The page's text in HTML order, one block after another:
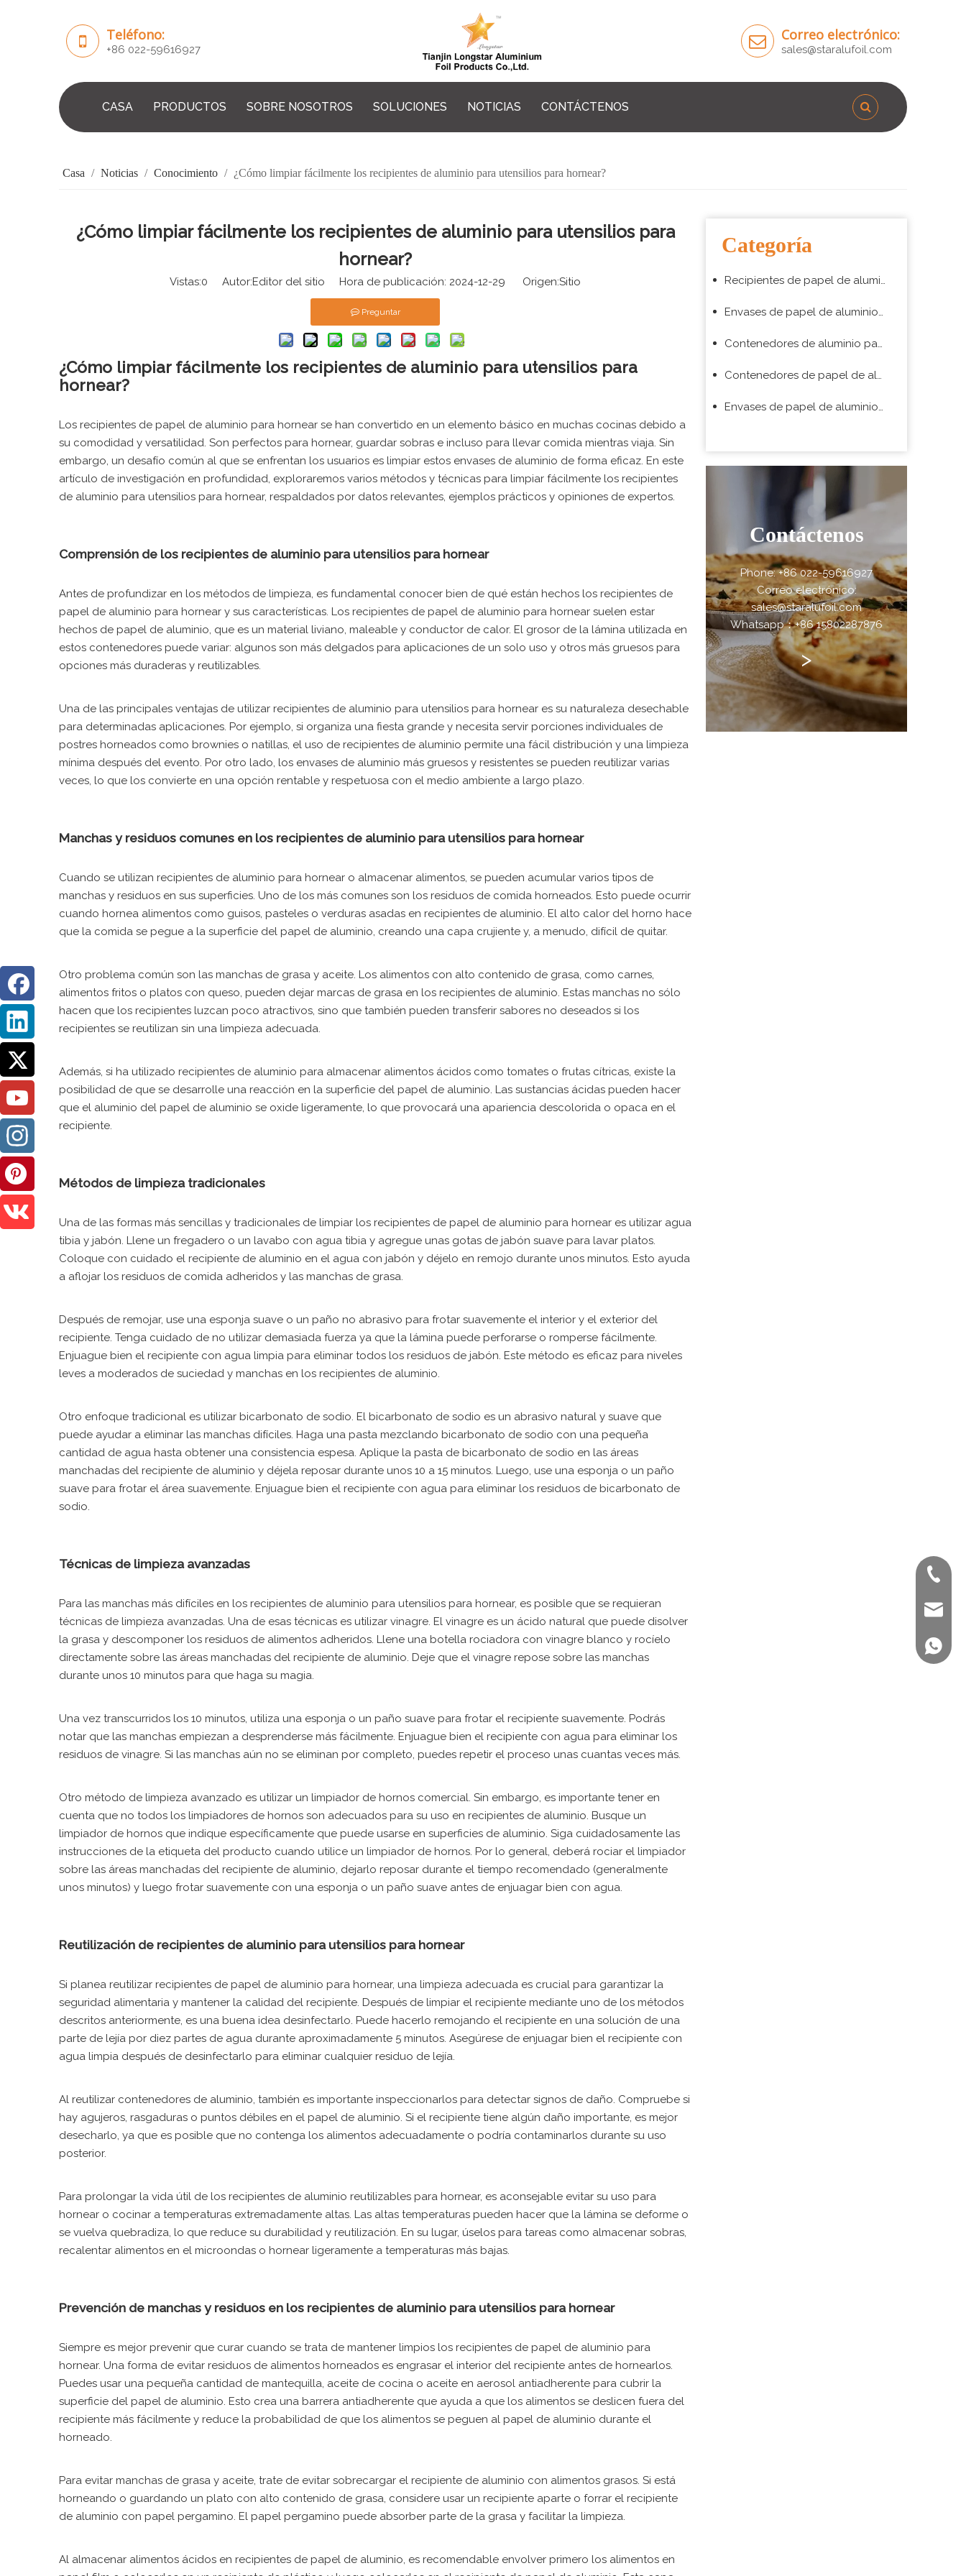
Teléfono:
+86 022-59616927
Correo electrónico:
sales@staralufoil.com
CASA PRODUCTOS SOBRE NOSOTROS SOLUCIONES NOTICIAS CONTÁCTENOS
Casa / Noticias / Conocimiento / ¿Cómo limpiar fácilmente los recipientes de aluminio para utensilios para hornear?
¿Cómo limpiar fácilmente los recipientes de aluminio para utensilios para
hornear?
Vistas:0 Autor:Editor del sitio Hora de publicación: 2024-12-29 Origen:Sitio
Preguntar
¿Cómo limpiar fácilmente los recipientes de aluminio para utensilios para
hornear?
Los recipientes de papel de aluminio para hornear se han convertido en un elemento básico en muchas cocinas debido a
su comodidad y versatilidad. Son perfectos para hornear, guardar sobras e incluso para llevar comida mientras viaja. Sin
embargo, un desafío común al que se enfrentan los usuarios es limpiar estos envases de aluminio de forma eficaz. En este
artículo de investigación en profundidad, exploraremos varios métodos y técnicas para limpiar fácilmente los recipientes
de aluminio para utensilios para hornear, respaldados por datos relevantes, ejemplos prácticos y opiniones de expertos.
Comprensión de los recipientes de aluminio para utensilios para hornear
Antes de profundizar en los métodos de limpieza, es fundamental conocer bien de qué están hechos los recipientes de
papel de aluminio para hornear y sus características. Los recipientes de papel de aluminio para hornear suelen estar
hechos de papel de aluminio, que es un material liviano, maleable y conductor de calor. El grosor de la lámina utilizada en
estos contenedores puede variar: algunos son más delgados para aplicaciones de un solo uso y otros más gruesos para
opciones más duraderas y reutilizables.
Una de las principales ventajas de utilizar recipientes de aluminio para utensilios para hornear es su naturaleza desechable
para determinadas aplicaciones. Por ejemplo, si organiza una fiesta grande y necesita servir porciones individuales de
postres horneados como brownies o natillas, el uso de recipientes de aluminio permite una fácil distribución y una limpieza
mínima después del evento. Por otro lado, los envases de aluminio más gruesos y resistentes se pueden reutilizar varias
veces, lo que los convierte en una opción rentable y respetuosa con el medio ambiente a largo plazo.
Manchas y residuos comunes en los recipientes de aluminio para utensilios para hornear
Cuando se utilizan recipientes de aluminio para hornear o almacenar alimentos, se pueden acumular varios tipos de
manchas y residuos en sus superficies. Uno de los más comunes son los residuos de comida horneados. Esto puede ocurrir
cuando hornea alimentos como guisos, pasteles o verduras asadas en recipientes de aluminio. El alto calor del horno hace
que la comida se pegue a la superficie del papel de aluminio, creando una capa crujiente y, a menudo, difícil de quitar.
Otro problema común son las manchas de grasa y aceite. Los alimentos con alto contenido de grasa, como carnes,
alimentos fritos o platos con queso, pueden dejar marcas de grasa en los recipientes de aluminio. Estas manchas no sólo
hacen que los recipientes luzcan poco atractivos, sino que también pueden transferir sabores no deseados si los
recipientes se reutilizan sin una limpieza adecuada.
Además, si ha utilizado recipientes de aluminio para almacenar alimentos ácidos como tomates o frutas cítricas, existe la
posibilidad de que se desarrolle una reacción en la superficie del papel de aluminio. Las sustancias ácidas pueden hacer
que el aluminio del papel de aluminio se oxide ligeramente, lo que provocará una apariencia descolorida o opaca en el
recipiente.
Métodos de limpieza tradicionales
Una de las formas más sencillas y tradicionales de limpiar los recipientes de papel de aluminio para hornear es utilizar agua
tibia y jabón. Llene un fregadero o un lavabo con agua tibia y agregue unas gotas de jabón suave para lavar platos.
Coloque con cuidado el recipiente de aluminio en el agua con jabón y déjelo en remojo durante unos minutos. Esto ayuda
a aflojar los residuos de comida adheridos y las manchas de grasa.
Después de remojar, use una esponja suave o un paño no abrasivo para frotar suavemente el interior y el exterior del
recipiente. Tenga cuidado de no utilizar demasiada fuerza ya que la lámina puede perforarse o romperse fácilmente.
Enjuague bien el recipiente con agua limpia para eliminar todos los residuos de jabón. Este método es eficaz para niveles
leves a moderados de suciedad y manchas en los recipientes de aluminio.
Otro enfoque tradicional es utilizar bicarbonato de sodio. El bicarbonato de sodio es un abrasivo natural y suave que
puede ayudar a eliminar las manchas difíciles. Haga una pasta mezclando bicarbonato de sodio con una pequeña
cantidad de agua hasta obtener una consistencia espesa. Aplique la pasta de bicarbonato de sodio en las áreas
manchadas del recipiente de aluminio y déjela reposar durante unos 10 a 15 minutos. Luego, use una esponja o un paño
suave para frotar el área suavemente. Enjuague bien el recipiente con agua para eliminar los residuos de bicarbonato de
sodio.
Técnicas de limpieza avanzadas
Para las manchas más difíciles en los recipientes de aluminio para utensilios para hornear, es posible que se requieran
técnicas de limpieza avanzadas. Una de esas técnicas es utilizar vinagre. El vinagre es un ácido natural que puede disolver
la grasa y descomponer los residuos de alimentos adheridos. Llene una botella rociadora con vinagre blanco y rocíelo
directamente sobre las áreas manchadas del recipiente de aluminio. Deje que el vinagre repose sobre las manchas
durante unos 10 minutos para que haga su magia.
Una vez transcurridos los 10 minutos, utiliza una esponja o un paño suave para frotar el recipiente suavemente. Podrás
notar que las manchas empiezan a desprenderse más fácilmente. Enjuague bien el recipiente con agua para eliminar los
residuos de vinagre. Si las manchas aún no se eliminan por completo, puedes repetir el proceso unas cuantas veces más.
Otro método de limpieza avanzado es utilizar un limpiador de hornos comercial. Sin embargo, es importante tener en
cuenta que no todos los limpiadores de hornos son adecuados para su uso en recipientes de aluminio. Busque un
limpiador de hornos que indique específicamente que puede usarse en superficies de aluminio. Siga cuidadosamente las
instrucciones de la etiqueta del producto cuando utilice un limpiador de hornos. Por lo general, deberá rociar el limpiador
sobre las áreas manchadas del recipiente de aluminio, dejarlo reposar durante el tiempo recomendado (generalmente
unos minutos) y luego frotar suavemente con una esponja o un paño suave antes de enjuagar bien con agua.
Reutilización de recipientes de aluminio para utensilios para hornear
Si planea reutilizar recipientes de papel de aluminio para hornear, una limpieza adecuada es crucial para garantizar la
seguridad alimentaria y mantener la calidad del recipiente. Después de limpiar el recipiente mediante uno de los métodos
descritos anteriormente, es una buena idea desinfectarlo. Puede hacerlo remojando el recipiente en una solución de una
parte de lejía por diez partes de agua durante aproximadamente 5 minutos. Asegúrese de enjuagar bien el recipiente con
agua limpia después de desinfectarlo para eliminar cualquier residuo de lejía.
Al reutilizar contenedores de aluminio, también es importante inspeccionarlos para detectar signos de daño. Compruebe si
hay agujeros, rasgaduras o puntos débiles en el papel de aluminio. Si el recipiente tiene algún daño importante, es mejor
desecharlo, ya que es posible que no contenga los alimentos adecuadamente o podría contaminarlos durante su uso
posterior.
Para prolongar la vida útil de los recipientes de aluminio reutilizables para hornear, es aconsejable evitar su uso para
hornear o cocinar a temperaturas extremadamente altas. Las altas temperaturas pueden hacer que la lámina se deforme o
se vuelva quebradiza, lo que reduce su durabilidad y reutilización. En su lugar, úselos para tareas como almacenar sobras,
recalentar alimentos en el microondas o hornear ligeramente a temperaturas más bajas.
Prevención de manchas y residuos en los recipientes de aluminio para utensilios para hornear
Siempre es mejor prevenir que curar cuando se trata de mantener limpios los recipientes de papel de aluminio para
hornear. Una forma de evitar residuos de alimentos horneados es engrasar el interior del recipiente antes de hornearlos.
Puedes usar una pequeña cantidad de mantequilla, aceite de cocina o aceite en aerosol antiadherente para cubrir la
superficie del papel de aluminio. Esto crea una barrera antiadherente que ayuda a que los alimentos se deslicen fuera del
recipiente más fácilmente y reduce la probabilidad de que los alimentos se peguen al papel de aluminio durante el
horneado.
Para evitar manchas de grasa y aceite, trate de evitar sobrecargar el recipiente de aluminio con alimentos grasos. Si está
horneando o guardando un plato con alto contenido de grasa, considere usar un recipiente aparte o forrar el recipiente
de aluminio con papel pergamino. El papel pergamino puede absorber parte de la grasa y facilitar la limpieza.
Al almacenar alimentos ácidos en recipientes de papel de aluminio, es recomendable envolver primero los alimentos en
Categoría
Recipientes de papel de aluminio para hornear
Envases de papel de aluminio para envasado de alimentos para llevar
Contenedores de aluminio para aerolíneas
Contenedores de papel de aluminio para barbacoa
Envases de papel de aluminio para supermercado
Contáctenos
Phone: +86 022-59616927
Correo electrónico:
sales@staralufoil.com
Whatsapp：+86 15802287876
>
+ 86-
+86